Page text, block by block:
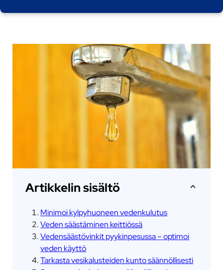
Artikkelin sisältö
Minimoi kylpyhuoneen vedenkulutus
Veden säästäminen keittiössä
Vedensäästövinkit pyykinpesussa – optimoi
veden käyttö
Tarkasta vesikalusteiden kunto säännöllisesti